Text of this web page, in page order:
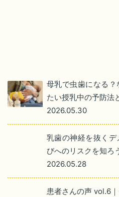
母乳で虫歯になる
たい授乳中の予防法
2026.05.30
乳歯の神経を抜く
びへのリスクを知ろ
2026.05.28
患者さんの声 vol.6